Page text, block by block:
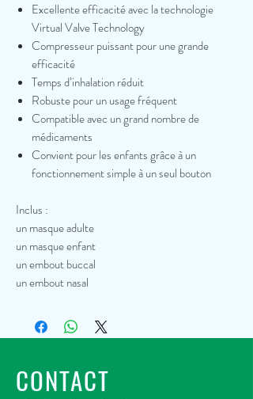
Excellente efficacité avec la technologie
Virtual Valve Technology
Compresseur puissant pour une grande
efficacité
Temps d’inhalation réduit
Robuste pour un usage fréquent
Compatible avec un grand nombre de
médicaments
Convient pour les enfants grâce à un
fonctionnement simple à un seul bouton
Inclus :
un masque adulte
un masque enfant
un embout buccal
un embout nasal
CONTACT